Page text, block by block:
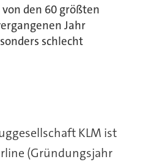
den 60 größten
Jahr
schlecht
KLM ist
(Gründungsjahr